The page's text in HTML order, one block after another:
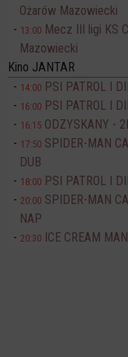
Ożarów Mazowiecki
13:00 Mecz III ligi KS
Mazowiecki
Kino JANTAR
14:00 PSI PATROL I
16:00 PSI PATROL I
16:15 ODZYSKANY -
17:50 SPIDER-MAN
DUB
18:00 PSI PATROL I
20:00 SPIDER-MAN
NAP
20:30 ICE CREAM